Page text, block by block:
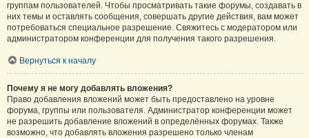
группам пользователей. Чтобы просматривать такие форумы, создавать в
них темы и оставлять сообщения, совершать другие действия, вам может
потребоваться специальное разрешение. Свяжитесь с модератором или
администратором конференции для получения такого разрешения.
Вернуться к началу
Почему я не могу добавлять вложения?
Право добавления вложений может быть предоставлено на уровне
форума, группы или пользователя. Администратор конференции может
не разрешить добавление вложений в определённых форумах. Также
возможно, что добавлять вложения разрешено только членам